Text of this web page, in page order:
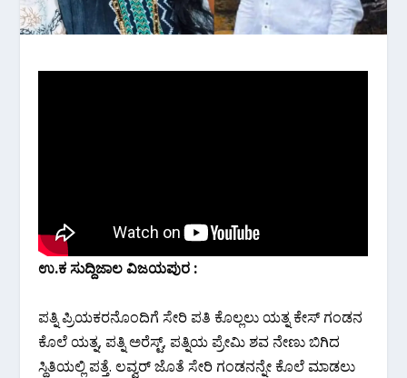
ಉ.ಕ ಸುದ್ದಿಜಾಲ ವಿಜಯಪುರ :
ಪತ್ನಿ ಪ್ರಿಯಕರನೊಂದಿಗೆ ಸೇರಿ ಪತಿ ಕೊಲ್ಲಲು ಯತ್ನ ಕೇಸ್ ಗಂಡನ
ಕೊಲೆ ಯತ್ನ, ಪತ್ನಿ ಅರೆಸ್ಟ್, ಪತ್ನಿಯ ಪ್ರೇಮಿ ಶವ ನೇಣು ಬಿಗಿದ
ಸ್ಥಿತಿಯಲ್ಲಿ ಪತ್ತೆ. ಲವ್ವರ್ ಜೊತೆ ಸೇರಿ ಗಂಡನನ್ನೇ ಕೊಲೆ ಮಾಡಲು